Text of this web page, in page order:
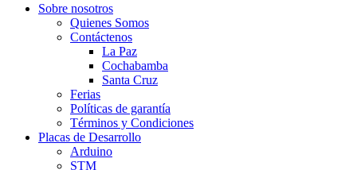
Sobre nosotros
Quienes Somos
Contáctenos
La Paz
Cochabamba
Santa Cruz
Ferias
Políticas de garantía
Términos y Condiciones
Placas de Desarrollo
Arduino
STM